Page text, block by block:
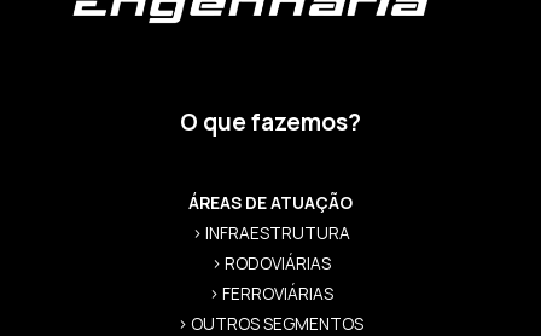
O que fazemos?
ÁREAS DE ATUAÇÃO
> INFRAESTRUTURA
> RODOVIÁRIAS
> FERROVIÁRIAS
> OUTROS SEGMENTOS